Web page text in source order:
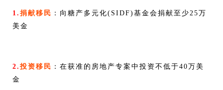
1. 捐献移民 ：向糖产多元化(SIDF)基金会捐献至少25万
美金
2. 投资移民 ：在获准的房地产专案中投资不低于40万美
金